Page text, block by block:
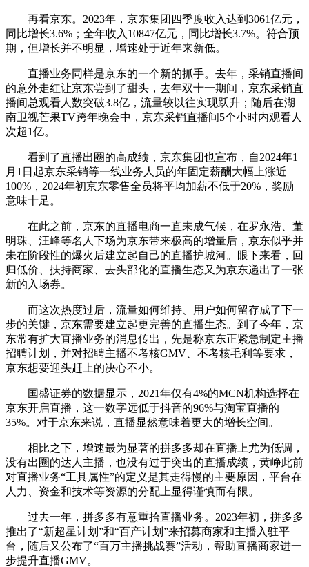
再看京东。2023年，京东集团四季度收入达到3061亿元，
同比增长3.6%；全年收入10847亿元，同比增长3.7%。符合预
期，但增长并不明显，增速处于近年来新低。
直播业务同样是京东的一个新的抓手。去年，采销直播间
的意外走红让京东尝到了甜头，去年双十一期间，京东采销直
播间总观看人数突破3.8亿，流量较以往实现跃升；随后在湖
南卫视芒果TV跨年晚会中，京东采销直播间5个小时内观看人
次超1亿。
看到了直播出圈的高成绩，京东集团也宣布，自2024年1
月1日起京东采销等一线业务人员的年固定薪酬大幅上涨近
100%，2024年初京东零售全员将平均加薪不低于20%，奖励
意味十足。
在此之前，京东的直播电商一直未成气候，在罗永浩、董
明珠、汪峰等名人下场为京东带来极高的增量后，京东似乎并
未在阶段性的爆火后建立起自己的直播护城河。眼下来看，回
归低价、扶持商家、去头部化的直播生态又为京东递出了一张
新的入场券。
而这次热度过后，流量如何维持、用户如何留存成了下一
步的关键，京东需要建立起更完善的直播生态。到了今年，京
东常有扩大直播业务的消息传出，先是称京东正紧急制定主播
招聘计划，并对招聘主播不考核GMV、不考核毛利等要求，
京东想要迎头赶上的决心不小。
国盛证券的数据显示，2021年仅有4%的MCN机构选择在
京东开启直播，这一数字远低于抖音的96%与淘宝直播的
35%。对于京东来说，直播显然意味着更大的增长空间。
相比之下，增速最为显著的拼多多却在直播上尤为低调，
没有出圈的达人主播，也没有过于突出的直播成绩，黄峥此前
对直播业务“工具属性”的定义是其走得慢的主要原因，平台在
人力、资金和技术等资源的分配上显得谨慎而有限。
过去一年，拼多多有意重拾直播业务。2023年初，拼多多
推出了“新超星计划”和“百产计划”来招募商家和主播入驻平
台，随后又公布了“百万主播挑战赛”活动，帮助直播商家进一
步提升直播GMV。